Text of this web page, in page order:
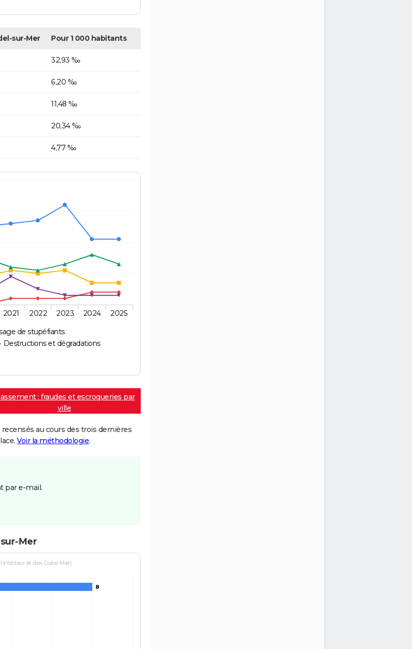
sur-Mer Pour 1 000 habitants
32,93 ‰
6,20 ‰
11,48 ‰
20,34 ‰
4,77 ‰
de stupéfiants
Destructions et dégradations
2021 2022 2023 2024 2025
: fraudes et escroqueries par
ville
au cours des trois dernières
Voir la méthodologie.
par e-mail.
Mer
et des Outre-Mer)
8